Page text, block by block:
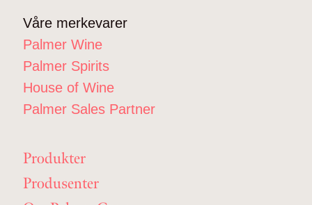
Våre merkevarer
Palmer Wine
Palmer Spirits
House of Wine
Palmer Sales Partner
Produkter
Produsenter